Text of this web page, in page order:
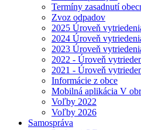
Termíny zasadnutí
Zvoz odpadov
2025 Úroveň
2024 Úroveň
2023 Úroveň
2022 - Úroveň
2021 - Úroveň
Informácie z obce
Mobilná aplikácia V
Voľby 2022
Voľby 2026
Samospráva